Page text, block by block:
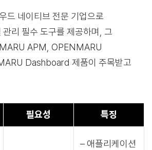
드 네이티브 전문 기업으로
리 필수 도구를 제공하며, 그
APM, OPENMARU
Dashboard 제품이 주목받고
필요성 특징
– 애플리케이션